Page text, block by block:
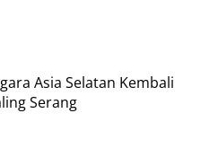
Asia Selatan Kembali
Serang